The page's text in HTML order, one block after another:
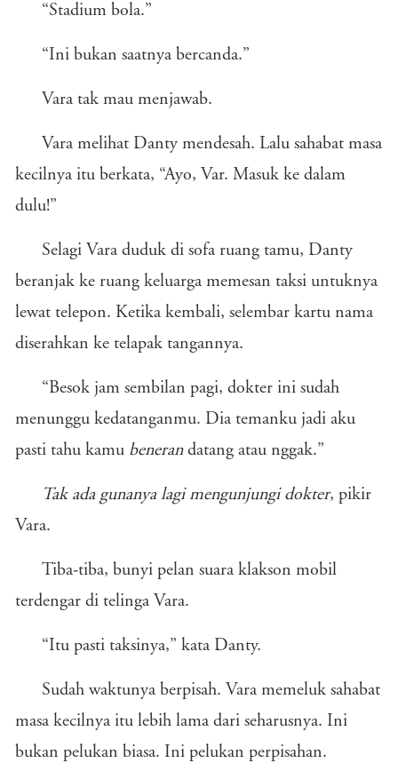
“Stadium bola.”
“Ini bukan saatnya bercanda.”
Vara tak mau menjawab.
Vara melihat Danty mendesah. Lalu sahabat masa
kecilnya itu berkata, “Ayo, Var. Masuk ke dalam
dulu!”
Selagi Vara duduk di sofa ruang tamu, Danty
beranjak ke ruang keluarga memesan taksi untuknya
lewat telepon. Ketika kembali, selembar kartu nama
diserahkan ke telapak tangannya.
“Besok jam sembilan pagi, dokter ini sudah
menunggu kedatanganmu. Dia temanku jadi aku
pasti tahu kamu benerandatang atau nggak.”
Tak ada gunanya lagi mengunjungi dokter, pikir
Vara.
Tiba-tiba, bunyi pelan suara klakson mobil
terdengar di telinga Vara.
“Itu pasti taksinya,” kata Danty.
Sudah waktunya berpisah. Vara memeluk sahabat
masa kecilnya itu lebih lama dari seharusnya. Ini
bukan pelukan biasa. Ini pelukan perpisahan.